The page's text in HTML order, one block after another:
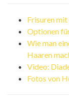
Frisuren
Optionen
Wie man
Haaren
Video:
Fotos von